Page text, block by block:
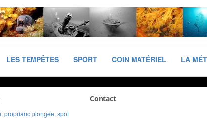
LES TEMPÊTES SPORT COIN MATÉRIEL LA
, propriano plongée, spot
Contact